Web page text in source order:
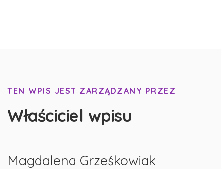
TEN WPIS JEST ZARZĄDZANY PRZEZ
Właściciel wpisu
Magdalena Grześkowiak